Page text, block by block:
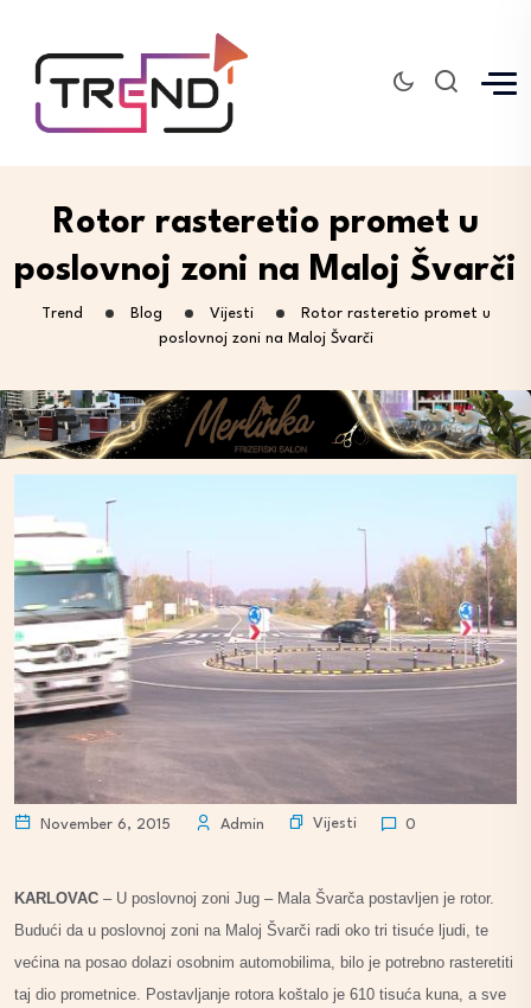
Rotor rasteretio promet u
poslovnoj zoni na Maloj Švarči
Trend Blog Vijesti
Rotor rasteretio promet u
poslovnoj zoni na Maloj Švarči
November 6, 2015 Admin Vijesti 0
KARLOVAC – U poslovnoj zoni Jug – Mala Švarča postavljen je rotor.
Budući da u poslovnoj zoni na Maloj Švarči radi oko tri tisuće ljudi, te
većina na posao dolazi osobnim automobilima, bilo je potrebno rasteretiti
taj dio prometnice. Postavljanje rotora koštalo je 610 tisuća kuna, a sve